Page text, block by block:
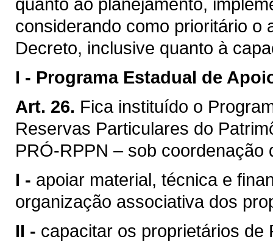
considerando como prioritário o
Decreto, inclusive quanto à
I - Programa Estadual de
Art. 26. Fica instituído o
Reservas Particulares do
PRÓ-RPPN – sob coordenação
I - apoiar material, técnica e
organização associativa dos
II - capacitar os proprietários de